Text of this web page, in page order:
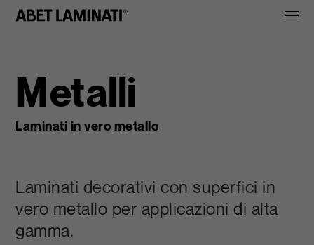
Metalli
Laminati in vero metallo
Laminati decorativi con superfici in
vero metallo per applicazioni di alta
gamma.